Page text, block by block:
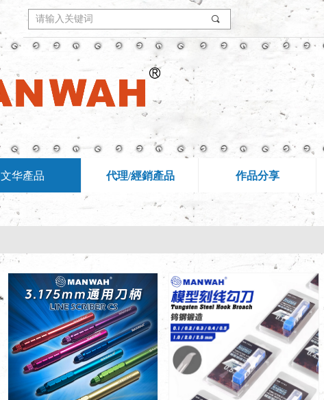
끠
文华產品 代理/經銷產品 作品分享